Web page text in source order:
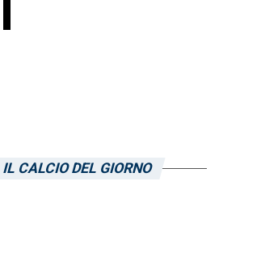
IL CALCIO DEL GIORNO